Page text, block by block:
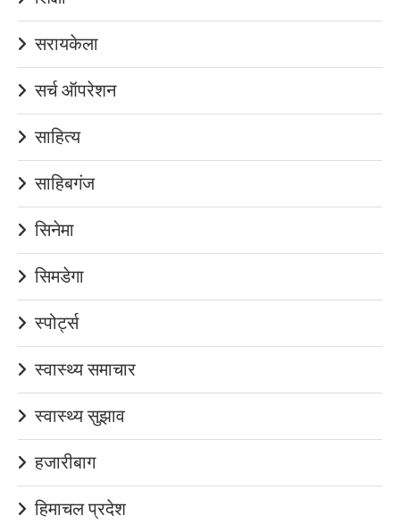
सरायकेला
सर्च ऑपरेशन
साहित्य
साहिबगंज
सिनेमा
सिमडेगा
स्पोर्ट्स
स्वास्थ्य समाचार
स्वास्थ्य सुझाव
हजारीबाग
हिमाचल प्रदेश